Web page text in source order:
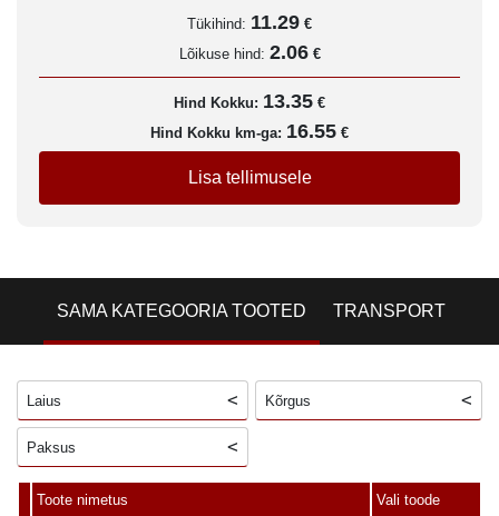
Tükihind: 11.29 €
Lõikuse hind: 2.06 €
Hind Kokku: 13.35 €
Hind Kokku km-ga: 16.55 €
Lisa tellimusele
SAMA KATEGOORIA TOOTED TRANSPORT
Laius Kõrgus
Paksus
Toote nimetus Vali toode